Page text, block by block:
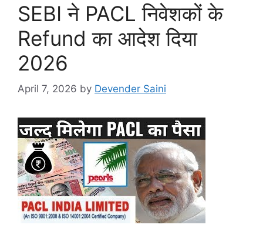
SEBI ने PACL निवेशकों के
Refund का आदेश दिया
2026
April 7, 2026 by Devender Saini